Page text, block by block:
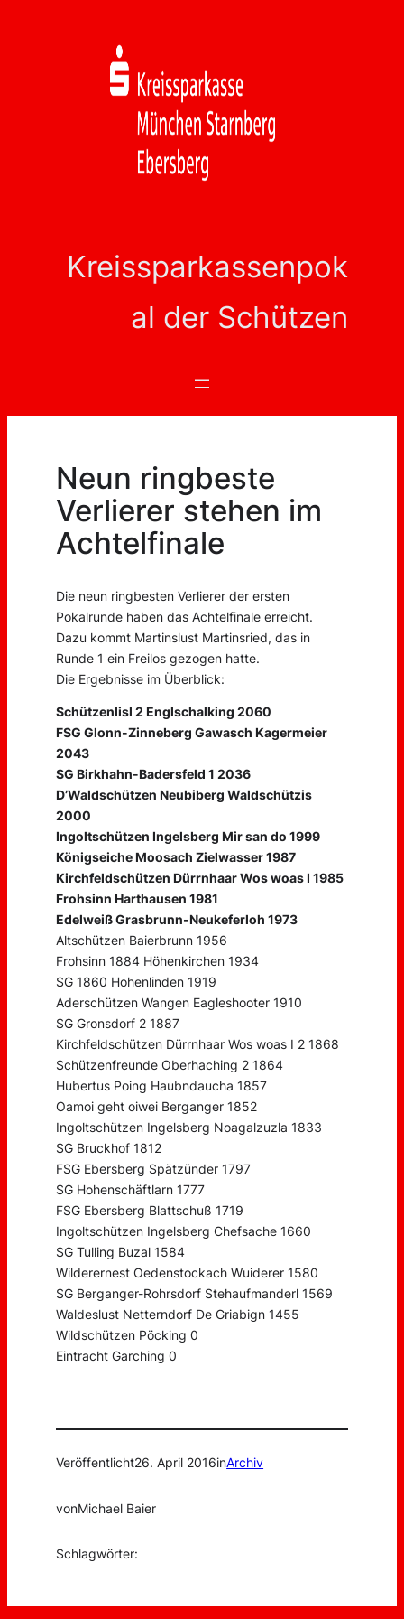
Kreissparkassenpok
al der Schützen
Neun ringbeste
Verlierer stehen im
Achtelfinale
Die neun ringbesten Verlierer der ersten
Pokalrunde haben das Achtelfinale erreicht.
Dazu kommt Martinslust Martinsried, das in
Runde 1 ein Freilos gezogen hatte.
Die Ergebnisse im Überblick:
Schützenlisl 2 Englschalking 2060
FSG Glonn-Zinneberg Gawasch Kagermeier
2043
SG Birkhahn-Badersfeld 1 2036
D’Waldschützen Neubiberg Waldschützis
2000
Ingoltschützen Ingelsberg Mir san do 1999
Königseiche Moosach Zielwasser 1987
Kirchfeldschützen Dürrnhaar Wos woas I 1985
Frohsinn Harthausen 1981
Edelweiß Grasbrunn-Neukeferloh 1973
Altschützen Baierbrunn 1956
Frohsinn 1884 Höhenkirchen 1934
SG 1860 Hohenlinden 1919
Aderschützen Wangen Eagleshooter 1910
SG Gronsdorf 2 1887
Kirchfeldschützen Dürrnhaar Wos woas I 2 1868
Schützenfreunde Oberhaching 2 1864
Hubertus Poing Haubndaucha 1857
Oamoi geht oiwei Berganger 1852
Ingoltschützen Ingelsberg Noagalzuzla 1833
SG Bruckhof 1812
FSG Ebersberg Spätzünder 1797
SG Hohenschäftlarn 1777
FSG Ebersberg Blattschuß 1719
Ingoltschützen Ingelsberg Chefsache 1660
SG Tulling Buzal 1584
Wilderernest Oedenstockach Wuiderer 1580
SG Berganger-Rohrsdorf Stehaufmanderl 1569
Waldeslust Netterndorf De Griabign 1455
Wildschützen Pöcking 0
Eintracht Garching 0
Veröffentlicht26. April 2016inArchiv
vonMichael Baier
Schlagwörter: